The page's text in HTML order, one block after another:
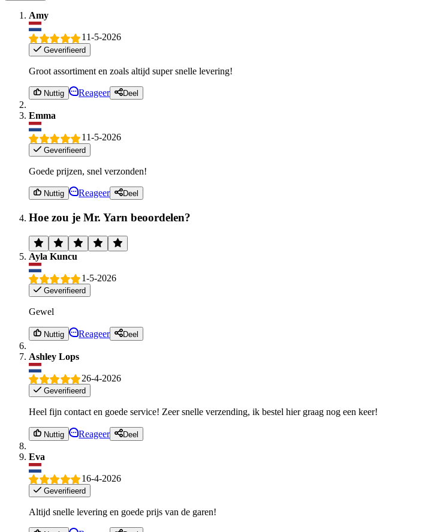
Amy
11-5-2026
Geverifieerd
Groot assortiment en zoals altijd super snelle levering!
Nuttig Reageer Deel
Emma
11-5-2026
Geverifieerd
Goede prijzen, snel verzonden!
Nuttig Reageer Deel
Hoe zou je Mr. Yarn beoordelen?
Ayla Kuncu
1-5-2026
Geverifieerd
Gewel
Nuttig Reageer Deel
Ashley Lops
26-4-2026
Geverifieerd
Heel fijn contact en goede service! Zeer snelle verzending, ik bestel hier graag nog een keer!
Nuttig Reageer Deel
Eva
16-4-2026
Geverifieerd
Altijd snelle levering en goede prijs van de garen!